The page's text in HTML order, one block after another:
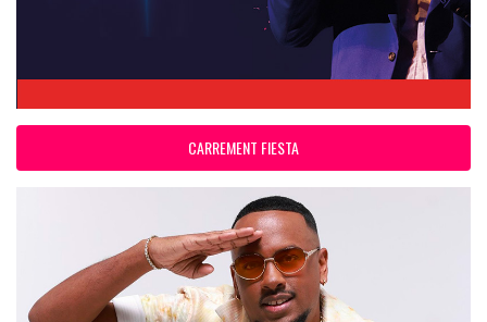
CARREMENT FIESTA